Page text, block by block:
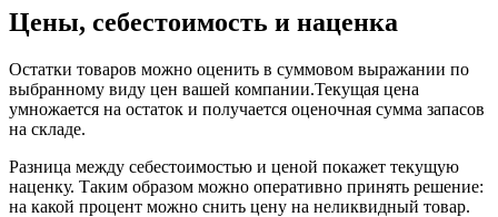
Цены, себестоимость и наценка
Остатки товаров можно оценить в суммовом выражании по
выбранному виду цен вашей компании.Текущая цена
умножается на остаток и получается оценочная сумма запасов
на складе.
Разница между себестоимостью и ценой покажет текущую
наценку. Таким образом можно оперативно принять решение:
на какой процент можно снить цену на неликвидный товар.